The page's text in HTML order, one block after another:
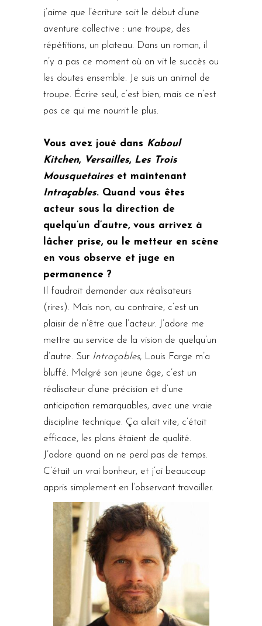
j’aime que l’écriture soit le début d’une
aventure collective : une troupe, des
répétitions, un plateau. Dans un roman, il
n’y a pas ce moment où on vit le succès ou
les doutes ensemble. Je suis un animal de
troupe. Écrire seul, c’est bien, mais ce n’est
pas ce qui me nourrit le plus.
Vous avez joué dans Kaboul
Kitchen, Versailles, Les Trois
Mousquetaires et maintenant
Intraçables. Quand vous êtes
acteur sous la direction de
quelqu’un d’autre, vous arrivez à
lâcher prise, ou le metteur en scène
en vous observe et juge en
permanence ?
Il faudrait demander aux réalisateurs
(rires). Mais non, au contraire, c’est un
plaisir de n’être que l’acteur. J’adore me
mettre au service de la vision de quelqu’un
d’autre. Sur Intraçables, Louis Farge m’a
bluffé. Malgré son jeune âge, c’est un
réalisateur d’une précision et d’une
anticipation remarquables, avec une vraie
discipline technique. Ça allait vite, c’était
efficace, les plans étaient de qualité.
J’adore quand on ne perd pas de temps.
C’était un vrai bonheur, et j’ai beaucoup
appris simplement en l’observant travailler.